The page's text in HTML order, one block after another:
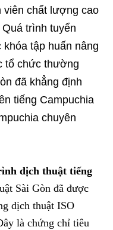
viên chất lượng cao
trình tuyển
tập huấn nâng
tổ chức thường
đã khẳng định
tiếng Campuchia
chuyên
dịch thuật tiếng
Sài Gòn đã được
dịch thuật ISO
là chứng chỉ tiêu